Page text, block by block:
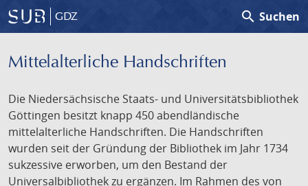
GDZ search Suchen
Mittelalterliche Handschriften
Die Niedersächsische Staats- und Universitätsbibliothek
Göttingen besitzt knapp 450 abendländische
mittelalterliche Handschriften. Die Handschriften
wurden seit der Gründung der Bibliothek im Jahr 1734
sukzessive erworben, um den Bestand der
Universalbibliothek zu ergänzen. Im Rahmen des von